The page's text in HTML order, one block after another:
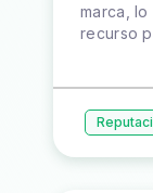
marca,
recurso